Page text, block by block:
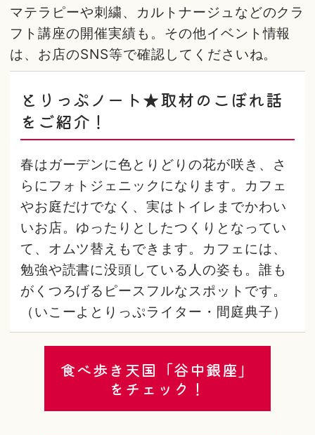
マテラピーや刺繍、カルトナージュなどのクラ
フト講座の開催実績も。その他イベント情報
は、お店のSNS等で確認してくださいね。
とりっぷノート★取材のこぼれ話
をご紹介！
春はガーデンに色とりどりの花が咲き、さ
らにフォトジェニックになります。カフェ
やお庭だけでなく、実はトイレまでかわい
いお店。ゆったりとしたつくりとなってい
て、オムツ替えもできます。カフェには、
勉強や読書に没頭している人の姿も。誰も
がくつろげるピースフルなスポットです。
（いこーよとりっぷライター・間庭典子）
食べ歩き天国「谷中銀座」
をチェック！